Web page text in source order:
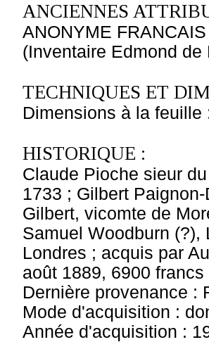
ANCIENNES
ANONYME FRANCAIS
(Inventaire Edmond
TECHNIQUES ET
Dimensions à la
HISTORIQUE :
Claude Pioche sieur
1733 ; Gilbert
Gilbert, vicomte de
Samuel Woodburn
Londres ; acquis par
août 1889, 6900
Dernière provenance :
Mode d'acquisition :
Année d'acquisition :